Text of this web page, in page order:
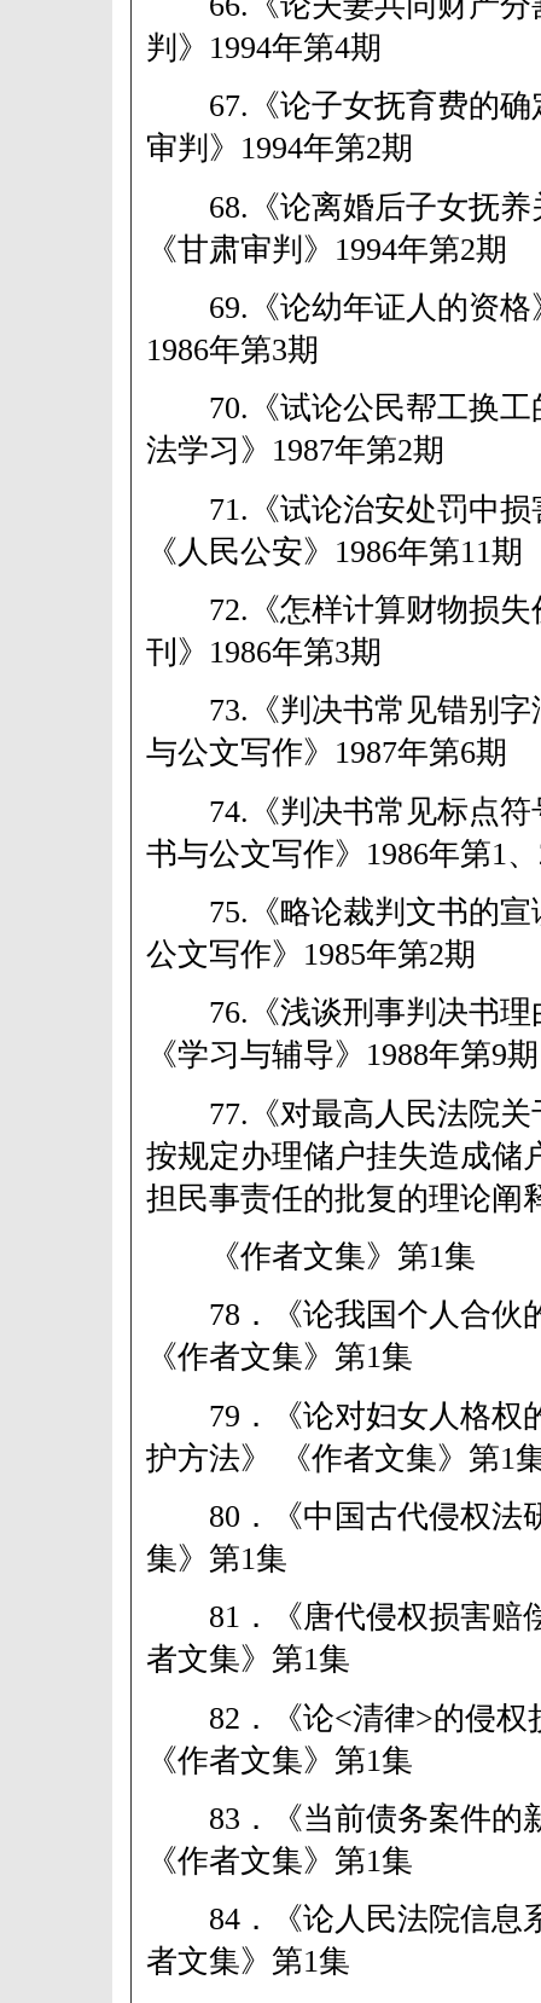
判》1994年第4期
67.《论子女抚育费的确
审判》1994年第2期
68.《论离婚后子女抚养
《甘肃审判》1994年第2期
69.《论幼年证人的资格
1986年第3期
70.《试论公民帮工换工
法学习》1987年第2期
71.《试论治安处罚中损
《人民公安》1986年第11期
72.《怎样计算财物损失
刊》1986年第3期
73.《判决书常见错别字
与公文写作》1987年第6期
74.《判决书常见标点符
书与公文写作》1986年第1
75.《略论裁判文书的宣
公文写作》1985年第2期
76.《浅谈刑事判决书理
《学习与辅导》1988年第9期
77.《对最高人民法院关
按规定办理储户挂失造成储
担民事责任的批复的理论阐
《作者文集》第1集
78．《论我国个人合伙
《作者文集》第1集
79．《论对妇女人格权
护方法》 《作者文集》第1
80．《中国古代侵权法
集》第1集
81．《唐代侵权损害赔
者文集》第1集
82．《论<清律>的侵权
《作者文集》第1集
83．《当前债务案件的
《作者文集》第1集
84．《论人民法院信息
者文集》第1集